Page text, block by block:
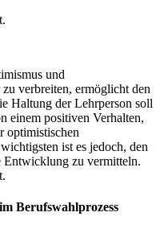
und
verbreiten, ermöglicht den
Haltung der Lehrperson soll
einem positiven Verhalten,
optimistischen
ist es jedoch, den
Entwicklung zu vermitteln.
Berufswahlprozess